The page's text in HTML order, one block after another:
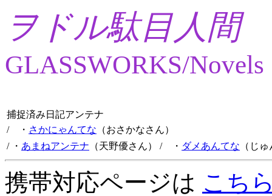
ヲドル駄目人間
GLASSWORKS/Novels
捕捉済み日記アンテナ
/ ・ さかにゃんてな （おさかなさん）
/ ・ あまねアンテナ （天野優さん） / ・ ダメあんてな （じ
携帯対応ページは こち